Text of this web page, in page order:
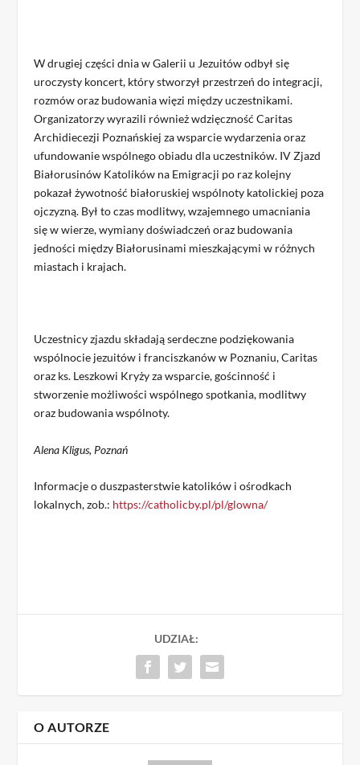
W drugiej części dnia w Galerii u Jezuitów odbył się
uroczysty koncert, który stworzył przestrzeń do integracji,
rozmów oraz budowania więzi między uczestnikami.
Organizatorzy wyrazili również wdzięczność Caritas
Archidiecezji Poznańskiej za wsparcie wydarzenia oraz
ufundowanie wspólnego obiadu dla uczestników. IV Zjazd
Białorusinów Katolików na Emigracji po raz kolejny
pokazał żywotność białoruskiej wspólnoty katolickiej poza
ojczyzną. Był to czas modlitwy, wzajemnego umacniania
się w wierze, wymiany doświadczeń oraz budowania
jedności między Białorusinami mieszkającymi w różnych
miastach i krajach.
Uczestnicy zjazdu składają serdeczne podziękowania
wspólnocie jezuitów i franciszkanów w Poznaniu, Caritas
oraz ks. Leszkowi Kryży za wsparcie, gościnność i
stworzenie możliwości wspólnego spotkania, modlitwy
oraz budowania wspólnoty.
Alena Kligus, Poznań
Informacje o duszpasterstwie katolików i ośrodkach
lokalnych, zob.: https://catholicby.pl/pl/glowna/
UDZIAŁ:
O AUTORZE